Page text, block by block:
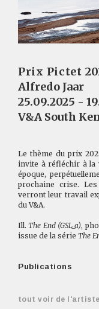
Prix Pictet
Alfredo Jaar
25.09.2025 -
V&A South
Le thème du prix
invite à réfléchir à la
époque,
prochaine crise.
verront leur travail
du V&A.
Ill.The End (GSL_a),
issue de la série The
Publications
tout voir de l'artiste